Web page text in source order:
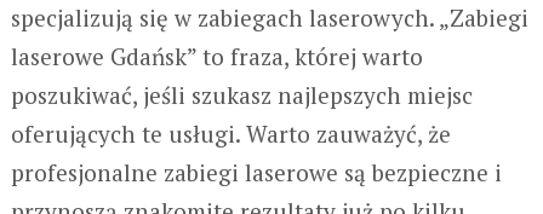
specjalizują się w zabiegach laserowych. „Zabiegi
laserowe Gdańsk” to fraza, której warto
poszukiwać, jeśli szukasz najlepszych miejsc
oferujących te usługi. Warto zauważyć, że
profesjonalne zabiegi laserowe są bezpieczne i